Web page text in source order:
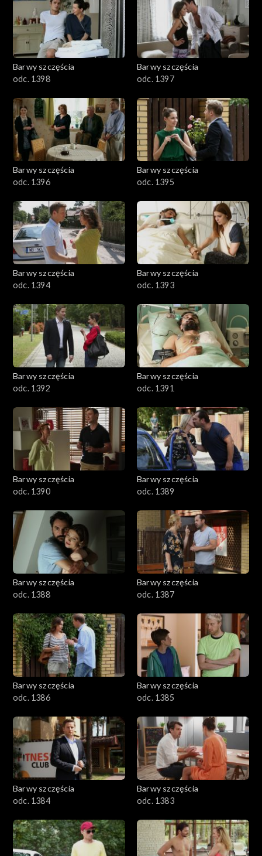
2801–2900
2701–2800
2501–2600
2401–2500
2301–2400
2201–2300
2101–2200
2001–2100
1801–1900
1701–1800
1601–1700
1501–1600
1401–1500
1301–1400
1101–1200
1001–1100
901–1000
801–900
782–800
Barwy szczęścia
odc. 1398
Barwy szczęścia
odc. 1397
Barwy szczęścia
odc. 1396
Barwy szczęścia
odc. 1395
Barwy szczęścia
odc. 1394
Barwy szczęścia
odc. 1393
Barwy szczęścia
odc. 1392
Barwy szczęścia
odc. 1391
Barwy szczęścia
odc. 1390
Barwy szczęścia
odc. 1389
Barwy szczęścia
odc. 1388
Barwy szczęścia
odc. 1387
Barwy szczęścia
odc. 1386
Barwy szczęścia
odc. 1385
Barwy szczęścia
odc. 1384
Barwy szczęścia
odc. 1383